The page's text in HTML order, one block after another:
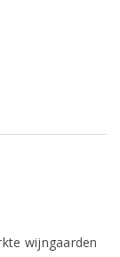
wijngaarden